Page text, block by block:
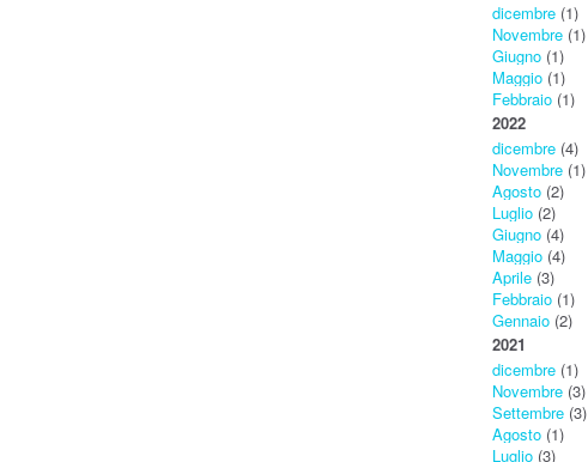
dicembre (1)
Novembre (1)
Giugno (1)
Maggio (1)
Febbraio (1)
2022
dicembre (4)
Novembre (1)
Agosto (2)
Luglio (2)
Giugno (4)
Maggio (4)
Aprile (3)
Febbraio (1)
Gennaio (2)
2021
dicembre (1)
Novembre (3)
Settembre (3)
Agosto (1)
Luglio (3)